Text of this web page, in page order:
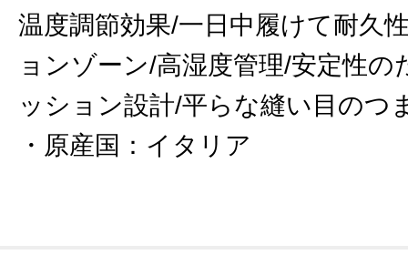
温度調節効果/一日中履けて耐久
ョンゾーン/高湿度管理/安定性
ッション設計/平らな縫い目のつ
原産国 ： イタリア